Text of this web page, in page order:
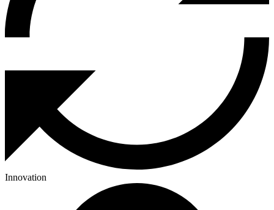
Innovation